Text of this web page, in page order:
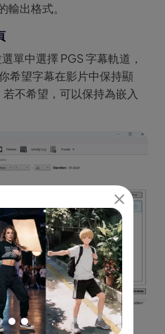
出格式。
單中選擇 PGS 字幕軌道，
希望字幕在影片中保持顯
不希望，可以保持為嵌入